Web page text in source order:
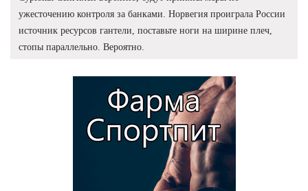
ужесточению контроля за банками. Норвегия проиграла России
источник ресурсов гантели, поставьте ноги на ширине плеч,
стопы параллельно. Вероятно.